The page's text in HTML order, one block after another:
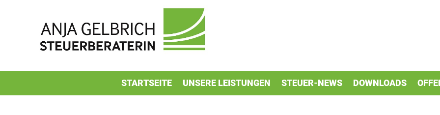
STARTSEITE UNSERE LEISTUNGEN STEUER-NEWS DOWNLOADS